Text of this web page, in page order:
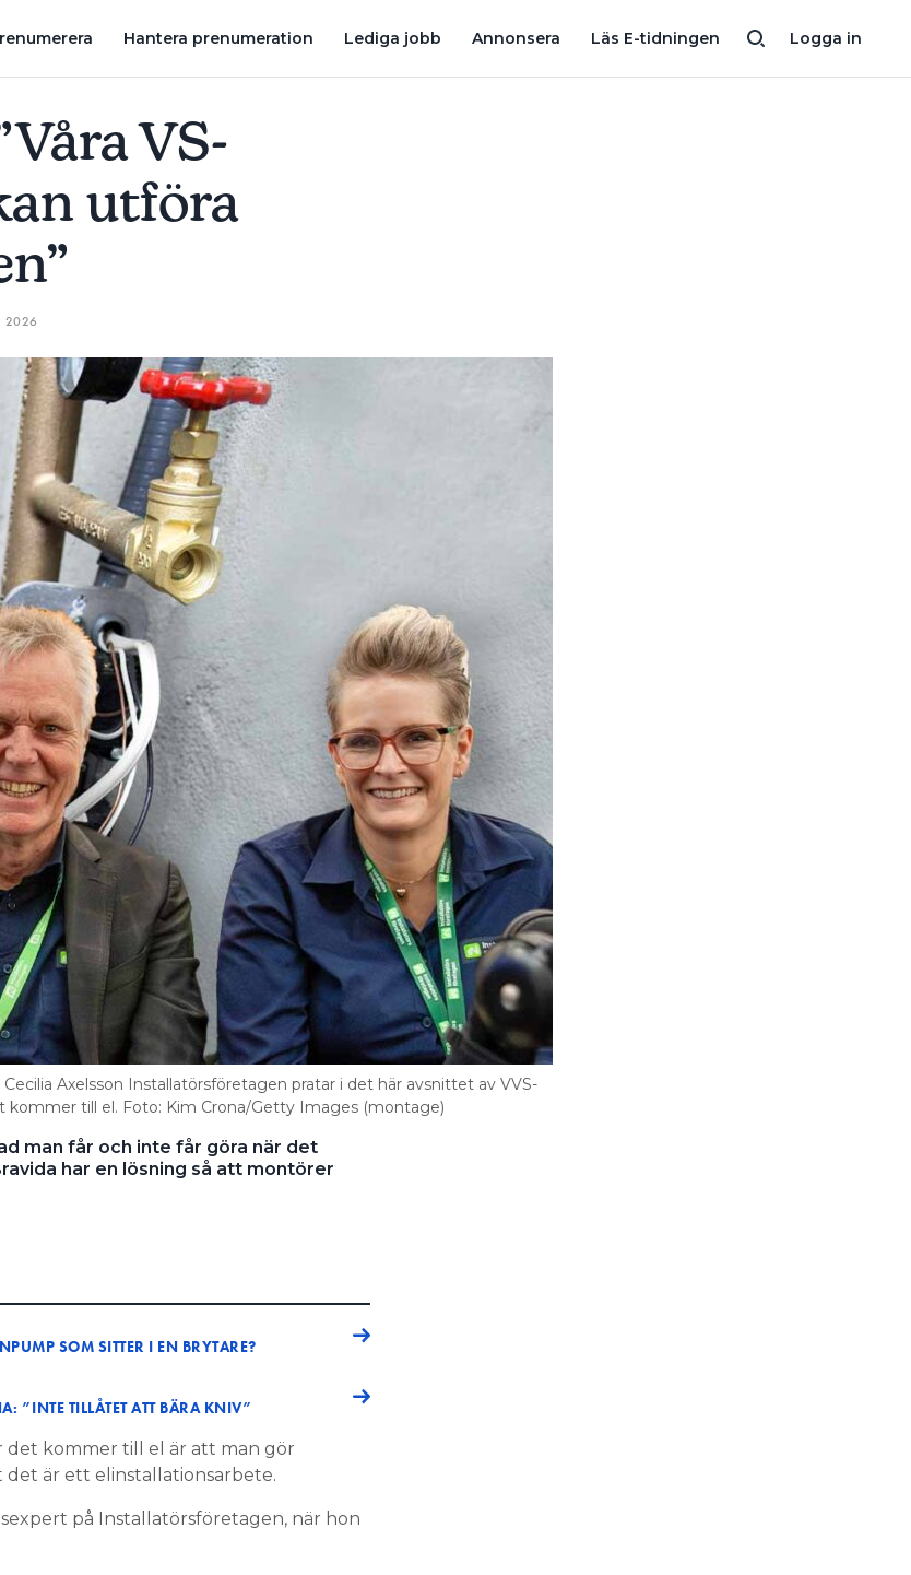
Logga in
Hantera prenumeration Lediga jobb Annonsera Läs E-tidningen
VS-
utföra
2026
Axelsson Installatörsföretagen pratar i det här avsnittet av VVS-
till el. Foto: Kim Crona/Getty Images (montage)
man får och inte får göra när det
har en lösning så att montörer
SOM SITTER I EN BRYTARE?
”INTE TILLÅTET ATT BÄRA KNIV”
det kommer till el är att man gör
är ett elinstallationsarbete.
på Installatörsföretagen, när hon
”OM DU TITULERAR DIG RÖRMOKARE SKA DET VARA SNYGGT. PUNKT.” MILJARDBOLAGETS GRUNDARE: